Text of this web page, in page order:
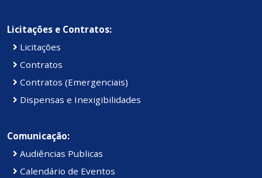
Licitações e Contratos:
Licitações
Contratos
Contratos (Emergenciais)
Dispensas e Inexigibilidades
Comunicação:
Audiências Publicas
Calendário de Eventos